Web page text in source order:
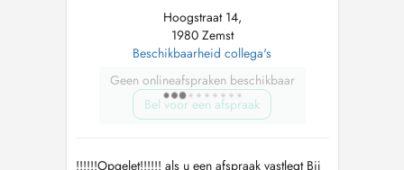
Hoogstraat 14,
1980 Zemst
Beschikbaarheid collega's
Geen onlineafspraken beschikbaar
Bel voor een afspraak
!!!!!!Opgelet!!!!!! als u een afspraak vastlegt Bij